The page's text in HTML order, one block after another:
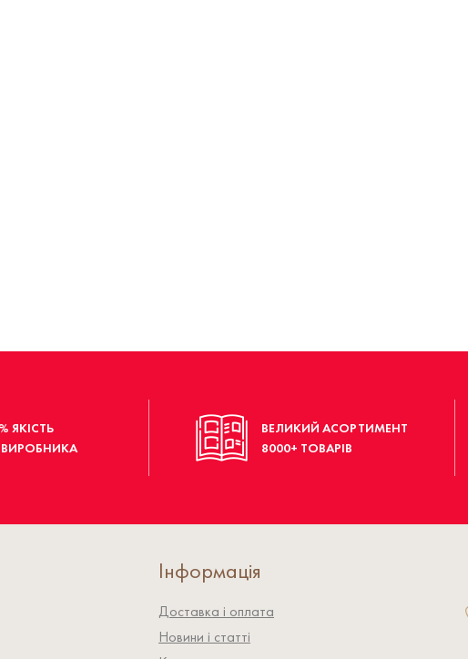
ЯКІСТЬ
ВИРОБНИКА
ВЕЛИКИЙ АСОРТИМЕНТ
8000+ ТОВАРІВ
Інформація
Доставка і оплата
Новини і статті